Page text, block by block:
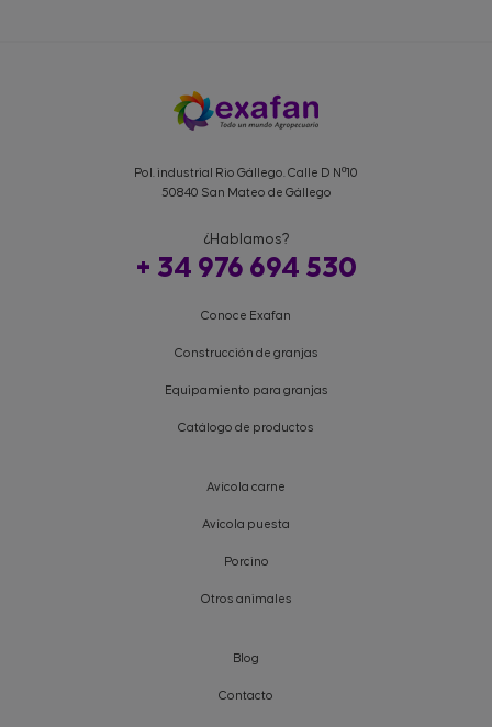
Pol. industrial Rio Gállego. Calle D Nº10
50840 San Mateo de Gállego
¿Hablamos?
+ 34 976 694 530
Conoce Exafan
Construcción de granjas
Equipamiento para granjas
Catálogo de productos
Avícola carne
Avícola puesta
Porcino
Otros animales
Blog
Contacto